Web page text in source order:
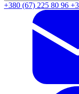
+380 (67) 225 80 96